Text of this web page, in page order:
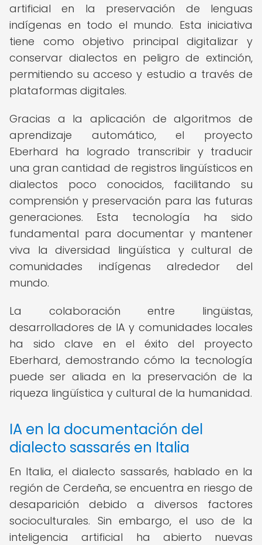
artificial en la preservación de lenguas
indígenas en todo el mundo. Esta iniciativa
tiene como objetivo principal digitalizar y
conservar dialectos en peligro de extinción,
permitiendo su acceso y estudio a través de
plataformas digitales.
Gracias a la aplicación de algoritmos de
aprendizaje automático, el proyecto
Eberhard ha logrado transcribir y traducir
una gran cantidad de registros lingüísticos en
dialectos poco conocidos, facilitando su
comprensión y preservación para las futuras
generaciones. Esta tecnología ha sido
fundamental para documentar y mantener
viva la diversidad lingüística y cultural de
comunidades indígenas alrededor del
mundo.
La colaboración entre lingüistas,
desarrolladores de IA y comunidades locales
ha sido clave en el éxito del proyecto
Eberhard, demostrando cómo la tecnología
puede ser aliada en la preservación de la
riqueza lingüística y cultural de la humanidad.
IA en la documentación del
dialecto sassarés en Italia
En Italia, el dialecto sassarés, hablado en la
región de Cerdeña, se encuentra en riesgo de
desaparición debido a diversos factores
socioculturales. Sin embargo, el uso de la
inteligencia artificial ha abierto nuevas